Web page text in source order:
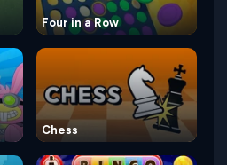
Four in a Row
Chess